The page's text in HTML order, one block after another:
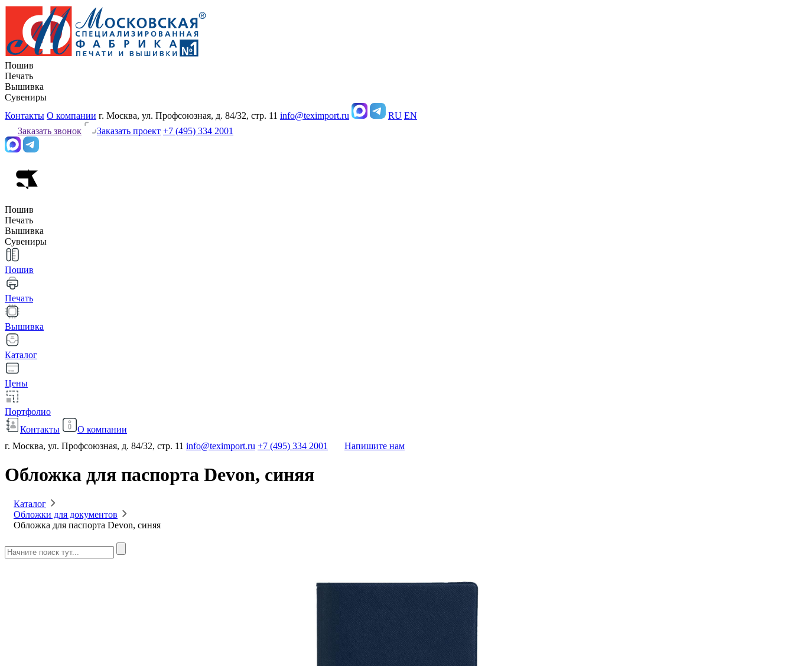
Пошив
Печать
Вышивка
Сувениры
Контакты О компании г. Москва, ул. Профсоюзная, д. 84/32, стр. 11 info@teximport.ru RU EN
Заказать звонок
Заказать проект +7 (495) 334 2001
Пошив
Печать
Вышивка
Сувениры
Пошив
Печать
Вышивка
Каталог
Цены
Портфолио
Контакты
О компании
г. Москва, ул. Профсоюзная, д. 84/32, стр. 11 info@teximport.ru +7 (495) 334 2001 Напишите нам
Обложка для паспорта Devon, синяя
Каталог
Обложки для документов
Обложка для паспорта Devon, синяя